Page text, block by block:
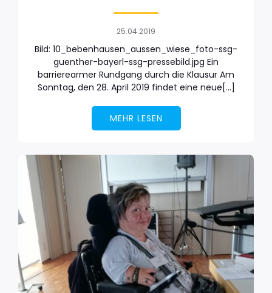
25.04.2019
Bild: 10_bebenhausen_aussen_wiese_foto-ssg-
guenther-bayerl-ssg-pressebild.jpg Ein
barrierearmer Rundgang durch die Klausur Am
Sonntag, den 28. April 2019 findet eine neue[…]
MEHR LESEN